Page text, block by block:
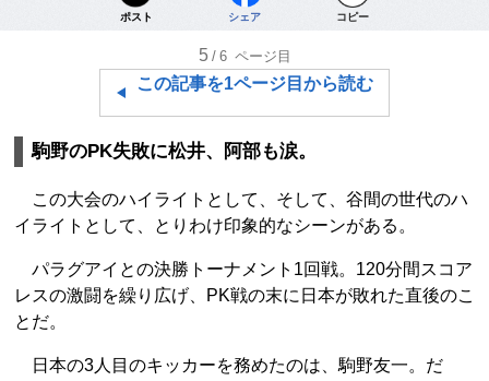
ポスト シェア コピー
5 /6 ページ目
この記事を1ページ目から読む
駒野のPK失敗に松井、阿部も涙。
この大会のハイライトとして、そして、谷間の世代のハ
イライトとして、とりわけ印象的なシーンがある。
パラグアイとの決勝トーナメント1回戦。120分間スコア
レスの激闘を繰り広げ、PK戦の末に日本が敗れた直後のこ
とだ。
日本の3人目のキッカーを務めたのは、駒野友一。だ